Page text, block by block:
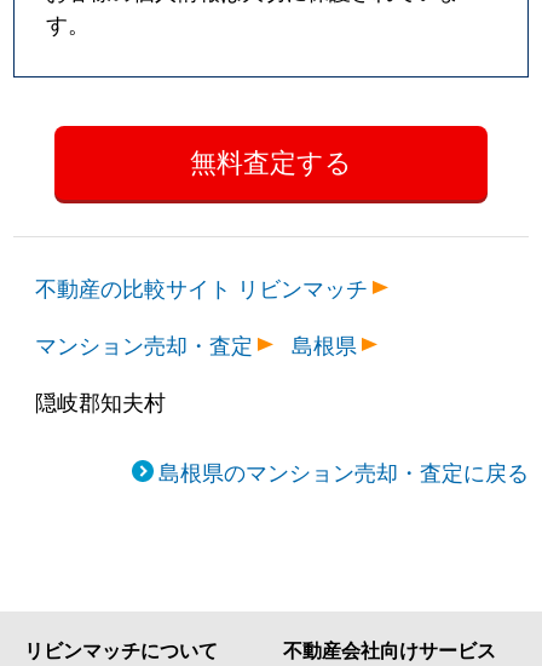
す。
不動産の比較サイト リビンマッチ
マンション売却・査定
島根県
隠岐郡知夫村
島根県のマンション売却・査定に戻る
リビンマッチについて 不動産会社向けサービス